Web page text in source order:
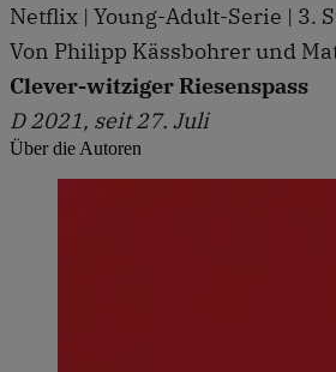
Netflix | Young-Adult-Serie | 3.
Von Philipp Kässbohrer und
Clever-witziger Riesenspass
D 2021, seit 27. Juli
Über die Autoren